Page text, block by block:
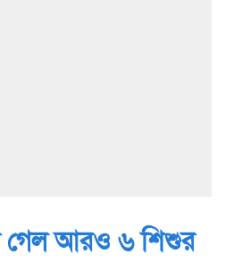
গেল আরও ৬ শিশুর